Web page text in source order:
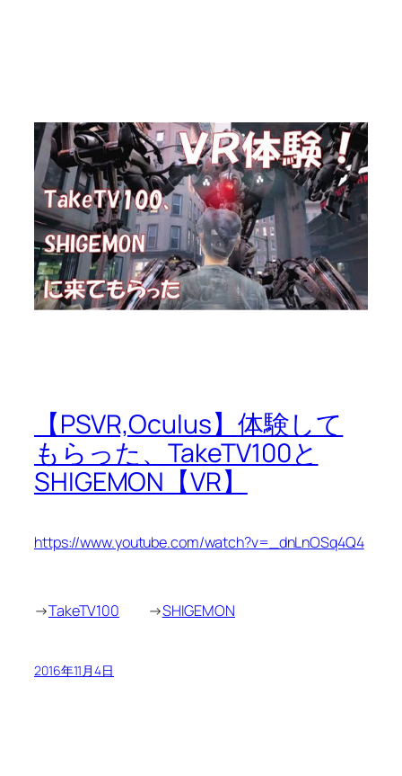
【PSVR,Oculus】体験して
もらった、TakeTV100と
SHIGEMON【VR】
https://www.youtube.com/watch?v=_dnLnOSq4Q4
→TakeTV100 →SHIGEMON
2016年11月4日